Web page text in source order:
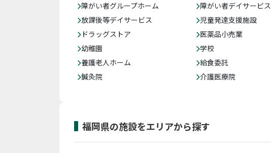
障がい者グループホーム
障がい者デイサービス
放課後等デイサービス
児童発達支援施設
ドラッグストア
医薬品小売業
幼稚園
学校
養護老人ホーム
給食委託
鍼灸院
介護医療院
福岡県の施設をエリアから探す